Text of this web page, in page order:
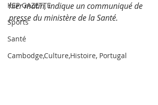
KEP GAZETTE
Sports
Santé
Cambodge,Culture,Histoire, Portugal
hier matin, indique un communiqué de
presse du ministère de la Santé.